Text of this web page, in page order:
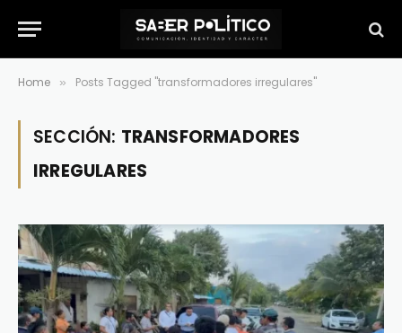
Home » Posts Tagged "transformadores irregulares"
SECCIÓN: TRANSFORMADORES
IRREGULARES